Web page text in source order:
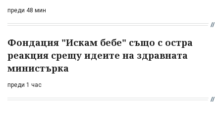
преди 48 мин
Фондация "Искам бебе" също с остра
реакция срещу идеите на здравната
министърка
преди 1 час